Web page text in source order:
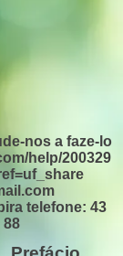
nos a faze-lo
help/200329
telefone: 43
88